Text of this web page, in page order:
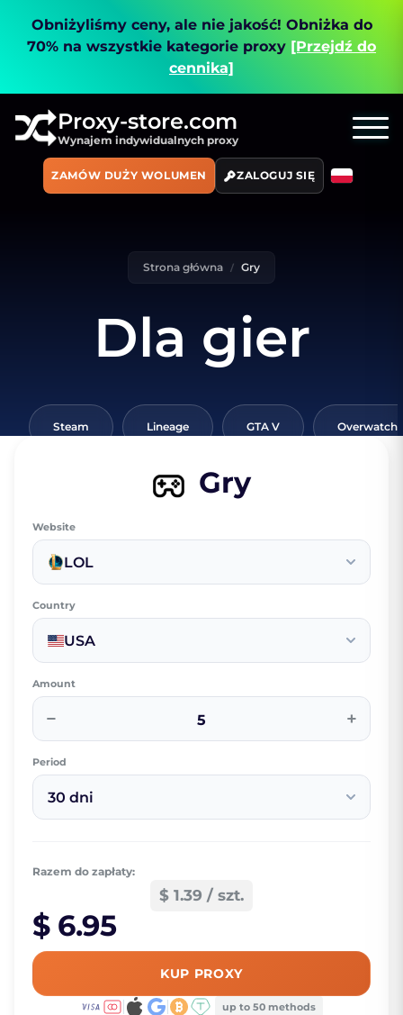
Obniżyliśmy ceny, ale nie jakość! Obniżka do
70% na wszystkie kategorie proxy [Przejdź do
cennika]
Proxy-store.com
Wynajem indywidualnych proxy
ZAMÓW DUŻY WOLUMEN ZALOGUJ SIĘ
Strona główna Gry
Dla gier
Steam Lineage GTA V Overwatch
Gry
Website
LOL
Country
USA
Amount
− +
Period
30 dni
Razem do zapłaty:
$ 1.39 / szt.
$ 6.95
KUP PROXY
up to 50 methods